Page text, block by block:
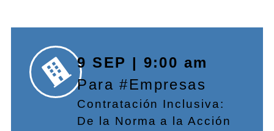
9 SEP | 9:00 am
Para #Empresas
Contratación Inclusiva:
De la Norma a la Acción